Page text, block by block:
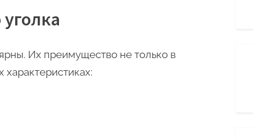
Их преимущество не только в
характеристиках: